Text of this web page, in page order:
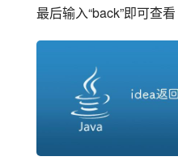
最后输入“back”即可查看